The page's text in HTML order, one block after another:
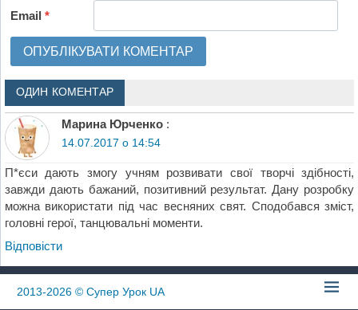
Email*
ОДИН КОМЕНТАР
Марина Юрченко :
14.07.2017 о 14:54
П*єси дають змогу учням розвивати свої творчі здібності,
завжди дають бажаний, позитивний результат. Дану розробку
можна використати під час весняних свят. Сподобався зміст,
головні герої, танцювальні моменти.
Відповіcти
2013-2026 © Супер Урок UA